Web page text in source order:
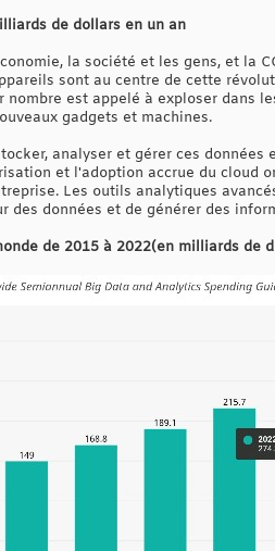
de dollars en un an
la société et les gens, et la
sont au centre de cette
est appelé à exploser dans
gadgets et machines.
analyser et gérer ces données
et l'adoption accrue du cloud
Les outils analytiques
données et de générer des
de 2015 à 2022(en milliards de